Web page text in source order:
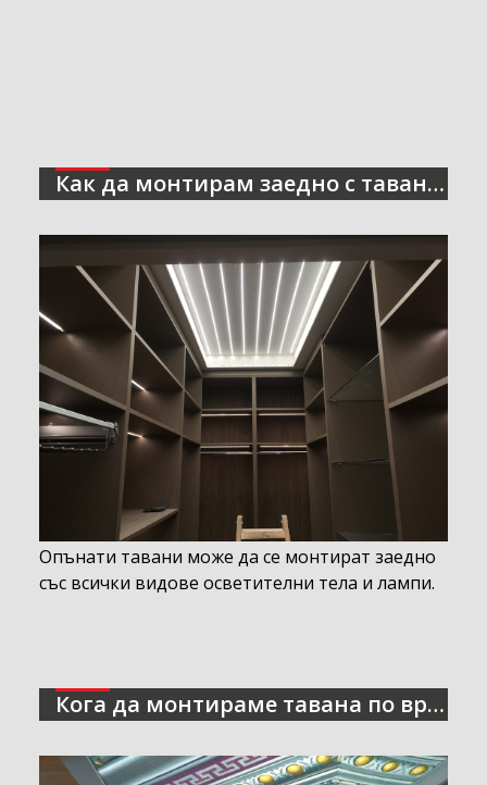
Как да монтирам заедно с тавана, оригиналната система за осветяване?
Опънати тавани може да се монтират заедно
със всички видове осветителни тела и лампи.
Кога да монтираме тавана по време на ремонт?